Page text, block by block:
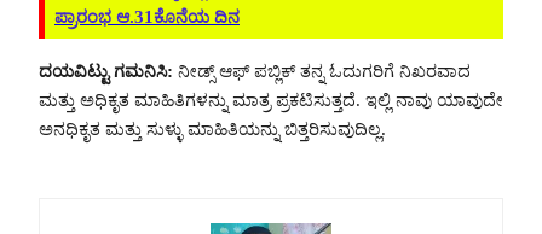
ಪ್ರಾರಂಭ ಆ.31ಕೊನೆಯ ದಿನ
ದಯವಿಟ್ಟು ಗಮನಿಸಿ: ನೀಡ್ಸ್ ಆಫ್ ಪಬ್ಲಿಕ್ ತನ್ನ ಓದುಗರಿಗೆ ನಿಖರವಾದ
ಮತ್ತು ಅಧಿಕೃತ ಮಾಹಿತಿಗಳನ್ನು ಮಾತ್ರ ಪ್ರಕಟಿಸುತ್ತದೆ. ಇಲ್ಲಿ ನಾವು ಯಾವುದೇ
ಅನಧಿಕೃತ ಮತ್ತು ಸುಳ್ಳು ಮಾಹಿತಿಯನ್ನು ಬಿತ್ತರಿಸುವುದಿಲ್ಲ.